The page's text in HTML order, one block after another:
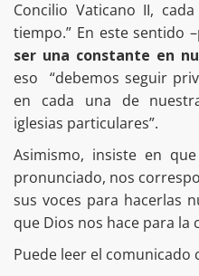
Concilio Vaticano II,
tiempo.” En este sentido
ser una constante en
eso “debemos seguir
en cada una de
iglesias particulares”.
Asimismo, insiste en
pronunciado, nos
sus voces para hacerlas
que Dios nos hace para la
Puede leer el